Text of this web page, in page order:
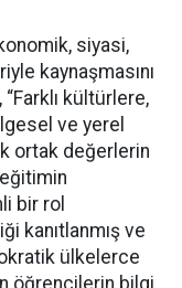
siyasi,
kaynaşmasını
“Farklı kültürlere,
ve yerel
ortak değerlerin
bir rol
kanıtlanmış ve
ülkelerce
öğrencilerin bilgi